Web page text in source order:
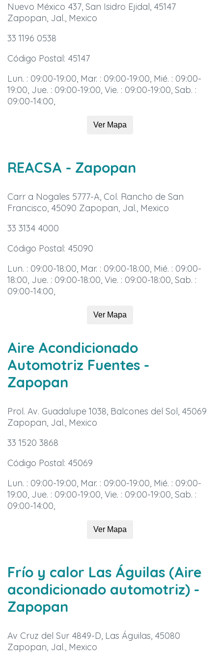
Nuevo México 437, San Isidro Ejidal, 45147
Zapopan, Jal., Mexico
33 1196 0538
Código Postal: 45147
Lun. : 09:00-19:00, Mar. : 09:00-19:00, Mié. : 09:00-
19:00, Jue. : 09:00-19:00, Vie. : 09:00-19:00, Sab. :
09:00-14:00,
Ver Mapa
REACSA - Zapopan
Carr a Nogales 5777-A, Col. Rancho de San
Francisco, 45090 Zapopan, Jal., Mexico
33 3134 4000
Código Postal: 45090
Lun. : 09:00-18:00, Mar. : 09:00-18:00, Mié. : 09:00-
18:00, Jue. : 09:00-18:00, Vie. : 09:00-18:00, Sab. :
09:00-14:00,
Ver Mapa
Aire Acondicionado
Automotriz Fuentes -
Zapopan
Prol. Av. Guadalupe 1038, Balcones del Sol, 45069
Zapopan, Jal., Mexico
33 1520 3868
Código Postal: 45069
Lun. : 09:00-19:00, Mar. : 09:00-19:00, Mié. : 09:00-
19:00, Jue. : 09:00-19:00, Vie. : 09:00-19:00, Sab. :
09:00-14:00,
Ver Mapa
Frío y calor Las Águilas (Aire
acondicionado automotriz) -
Zapopan
Av Cruz del Sur 4849-D, Las Águilas, 45080
Zapopan, Jal., Mexico